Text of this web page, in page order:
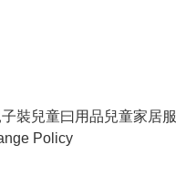
裝兒童曰用品兒童家居服
Policy